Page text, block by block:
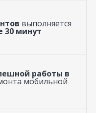
выполняется
30 минут
работы в
мобильной